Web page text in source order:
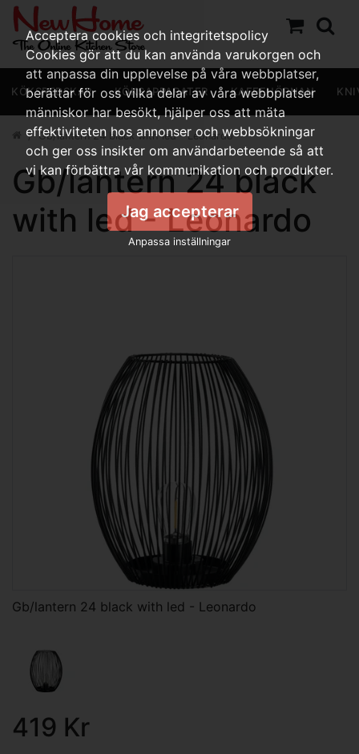
KÖKSREDSKAP KÖKSAPPARATER KAFFEHÖRNAN
Gb/lantern 24 black with led - Leonardo
Gb/lantern 24 black
with led - Leonardo
Gb/lantern 24 black with led - Leonardo
419 Kr
Acceptera cookies och integritetspolicy
Cookies gör att du kan använda varukorgen och
att anpassa din upplevelse på våra webbplatser,
berättar för oss vilka delar av våra webbplatser
människor har besökt, hjälper oss att mäta
effektiviteten hos annonser och webbsökningar
och ger oss insikter om användarbeteende så att
vi kan förbättra vår kommunikation och produkter.
Jag accepterar
Anpassa inställningar